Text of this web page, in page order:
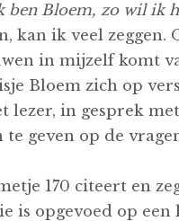
ben Bloem, zo wil ik
kan ik veel
in mijzelf komt
Bloem zich op
in gesprek
geven op de
170 citeert en
is opgevoed op een